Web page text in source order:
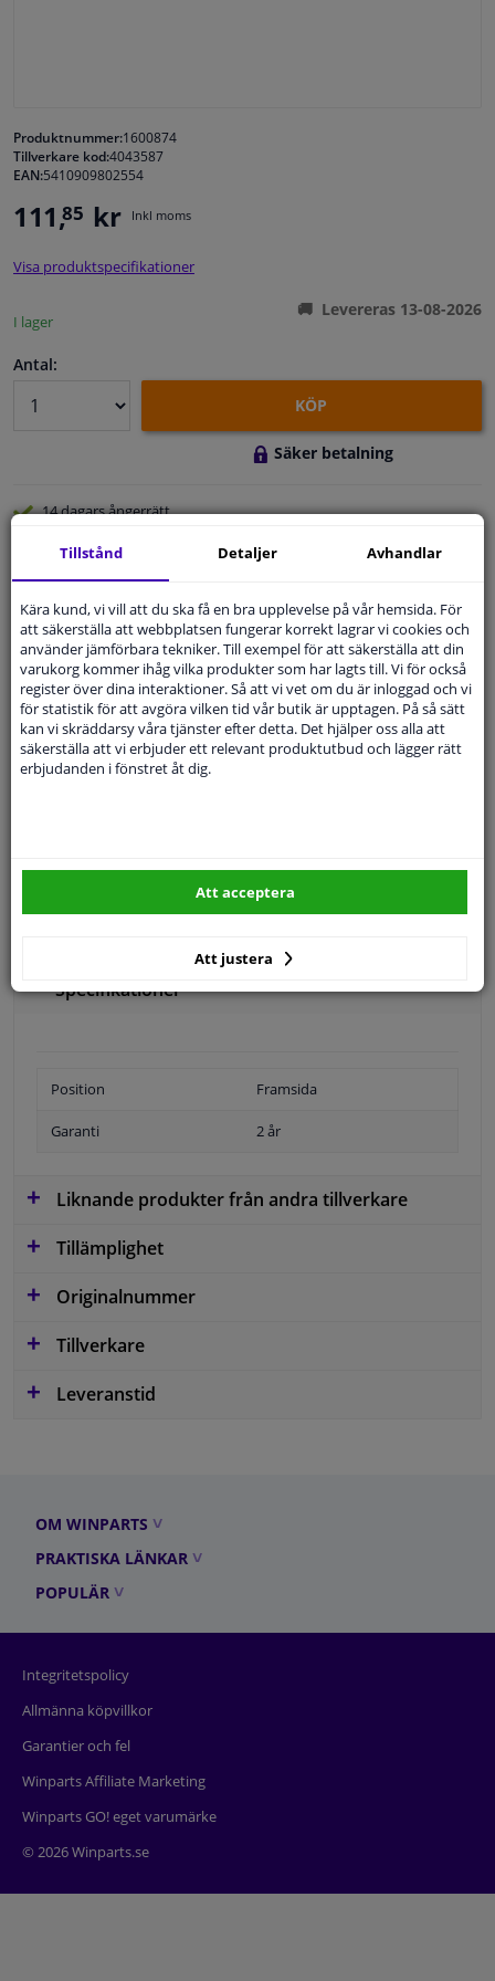
Bilvård & Tillbehör
Verkstad & Verktyg
Husbil, motorcykel, cykel & båt
Sensorer & Elsystem
Produktnummer:1600874
Tillverkare kod:4043587
EAN:5410909802554
111,85 kr Inkl moms
Visa produktspecifikationer
I lager
Levereras 13-08-2026
Antal:
KÖP
Säker betalning
14 dagarsångerrätt
Beställ smidigt och betala tryggt
Leverans inom 2 dagar
ExpertKundservice
Kundservice: Inte Tillgänglig Via Telefon
Ställ din fråga hos våra produktspecialister.
Frågor Och Svar
SÖK
Specifikationer
Position Framsida
Garanti 2 år
Liknande produkter från andra tillverkare
Tillämplighet
Originalnummer
Tillverkare
Leveranstid
OM WINPARTS
PRAKTISKA LÄNKAR
POPULÄR
Integritetspolicy
Allmänna köpvillkor
Garantier och fel
Winparts Affiliate Marketing
Winparts GO! eget varumärke
© 2026 Winparts.se
Tillstånd Detaljer Avhandlar
Kära kund, vi vill att du ska få en bra upplevelse på vår hemsida. För
att säkerställa att webbplatsen fungerar korrekt lagrar vi cookies och
använder jämförbara tekniker. Till exempel för att säkerställa att din
varukorg kommer ihåg vilka produkter som har lagts till. Vi för också
register över dina interaktioner. Så att vi vet om du är inloggad och vi
för statistik för att avgöra vilken tid vår butik är upptagen. På så sätt
kan vi skräddarsy våra tjänster efter detta. Det hjälper oss alla att
säkerställa att vi erbjuder ett relevant produktutbud och lägger rätt
erbjudanden i fönstret åt dig.
Att justera
Att acceptera